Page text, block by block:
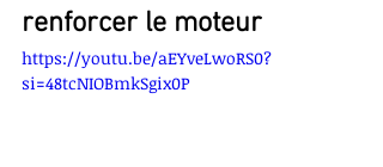
renforcer le moteur
https://youtu.be/aEYveLwoRS0?
si=48tcNIOBmkSgix0P